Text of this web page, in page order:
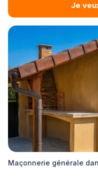
Je
Maçonnerie générale